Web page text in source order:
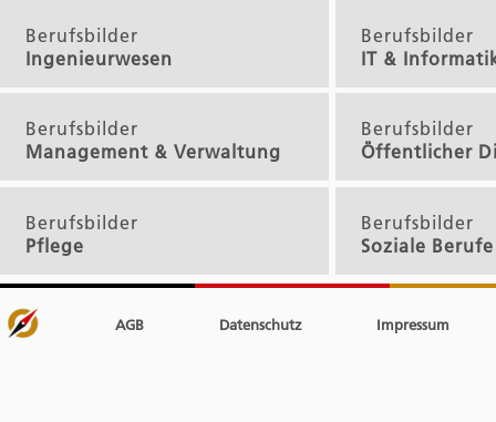
Berufsbilder
Ingenieurwesen
Berufsbilder
IT &
Berufsbilder
Management & Verwaltung
Berufsbilder
Öffentlicher
Berufsbilder
Pflege
Berufsbilder
Soziale Berufe
AGB Datenschutz Impressum